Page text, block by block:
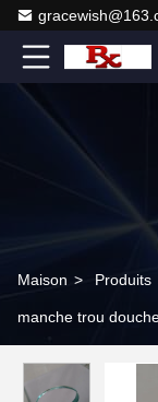
Maison > Produits
manche trou